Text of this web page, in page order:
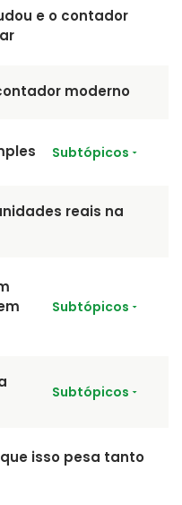
e o contador
moderno
Subtópicos
reais na
Subtópicos
Subtópicos
isso pesa tanto